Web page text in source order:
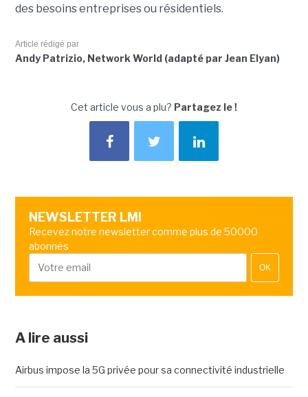
des besoins entreprises ou résidentiels.
Article rédigé par
Andy Patrizio, Network World (adapté par Jean Elyan)
Cet article vous a plu? Partagez le !
NEWSLETTER LMI
Recevez notre newsletter comme plus de 50000
abonnés
OK
A lire aussi
Airbus impose la 5G privée pour sa connectivité industrielle